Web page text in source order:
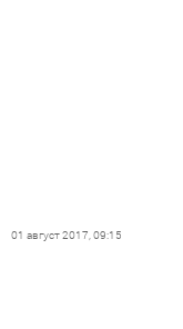
01 август 2017, 09:15